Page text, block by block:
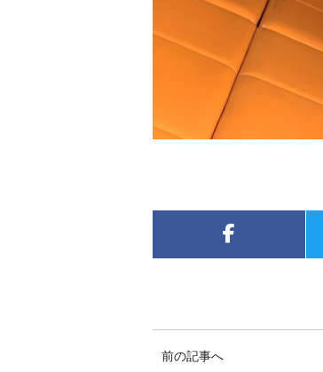
前の記事へ